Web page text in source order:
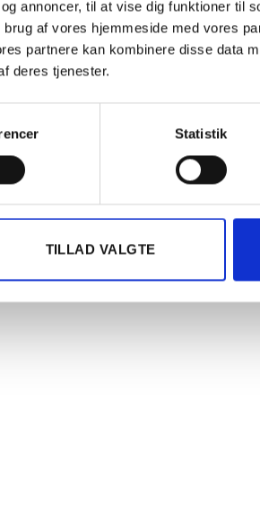
annoncer, til at vise dig funktioner til
af vores hjemmeside med vores
partnere kan kombinere disse data
deres tjenester.
Statistik
TILLAD VALGTE